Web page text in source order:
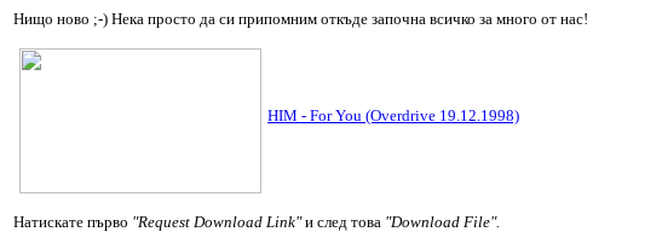
Нищо ново ;-) Нека просто да си припомним откъде започна всичко за много от нас!
HIM - For You (Overdrive 19.12.1998)
Натискате първо "Request Download Link"и след това "Download File".